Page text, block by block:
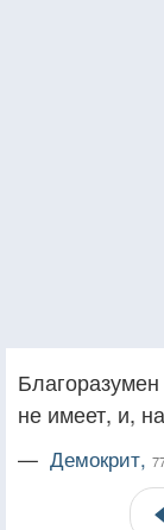
Благоразумен
не имеет, и,
— Демокрит,